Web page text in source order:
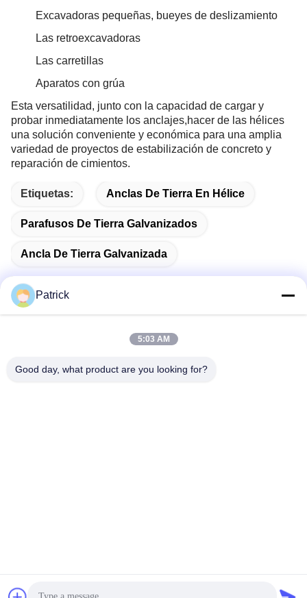
Excavadoras pequeñas, bueyes de deslizamiento
Las retroexcavadoras
Las carretillas
Aparatos con grúa
Esta versatilidad, junto con la capacidad de cargar y
probar inmediatamente los anclajes,hacer de las hélices
una solución conveniente y económica para una amplia
variedad de proyectos de estabilización de concreto y
reparación de cimientos.
Etiquetas: Anclas De Tierra En Hélice
Parafusos De Tierra Galvanizados
Ancla De Tierra Galvanizada
Dirección
2025 Qingdao KXD Steel Structure Co., Ltd . Todos los derechos
Patrick
5:03 AM
Good day, what product are you looking for?